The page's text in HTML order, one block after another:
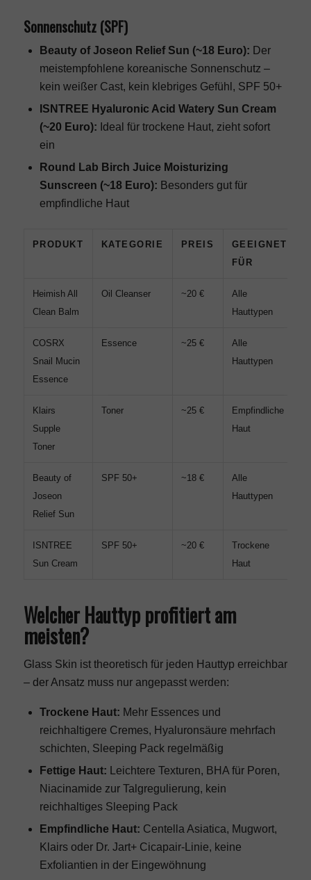
Sonnenschutz (SPF)
Beauty of Joseon Relief Sun (~18 Euro): Der
meistempfohlene koreanische Sonnenschutz –
kein weißer Cast, kein klebriges Gefühl, SPF 50+
ISNTREE Hyaluronic Acid Watery Sun Cream
(~20 Euro): Ideal für trockene Haut, zieht sofort
ein
Round Lab Birch Juice Moisturizing
Sunscreen (~18 Euro): Besonders gut für
empfindliche Haut
PRODUKT KATEGORIE PREIS
GEEIGNET
FÜR
Heimish All
Clean Balm
Oil Cleanser ~20 €
Alle
Hauttypen
COSRX
Snail Mucin
Essence
Essence ~25 €
Alle
Hauttypen
Klairs
Supple
Toner
Toner ~25 €
Empfindliche
Haut
Beauty of
Joseon
Relief Sun
SPF 50+ ~18 €
Alle
Hauttypen
ISNTREE
Sun Cream
SPF 50+ ~20 €
Trockene
Haut
Welcher Hauttyp profitiert am
meisten?
Glass Skin ist theoretisch für jeden Hauttyp erreichbar
– der Ansatz muss nur angepasst werden:
Trockene Haut: Mehr Essences und
reichhaltigere Cremes, Hyaluronsäure mehrfach
schichten, Sleeping Pack regelmäßig
Fettige Haut: Leichtere Texturen, BHA für Poren,
Niacinamide zur Talgregulierung, kein
reichhaltiges Sleeping Pack
Empfindliche Haut: Centella Asiatica, Mugwort,
Klairs oder Dr. Jart+ Cicapair-Linie, keine
Exfoliantien in der Eingewöhnung